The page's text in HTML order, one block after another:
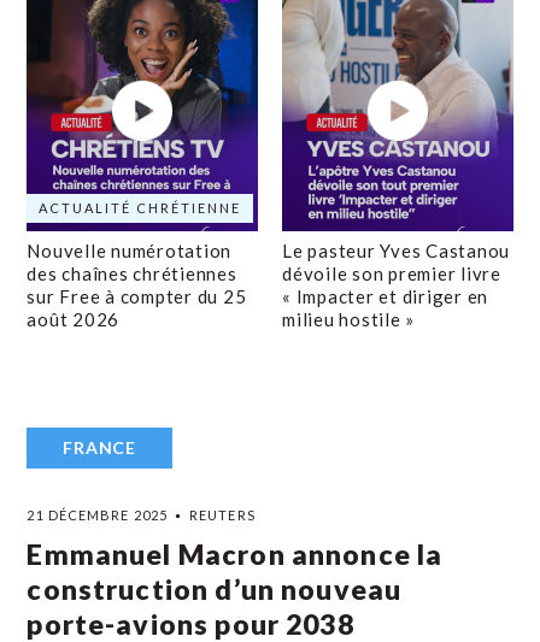
ACTUALITÉ CHRÉTIENNE
Nouvelle numérotation
des chaînes chrétiennes
sur Free à compter du 25
août 2026
Le pasteur Yves Castanou
dévoile son premier livre
« Impacter et diriger en
milieu hostile »
FRANCE
21 DÉCEMBRE 2025 REUTERS
Emmanuel Macron annonce la
construction d’un nouveau
porte-avions pour 2038